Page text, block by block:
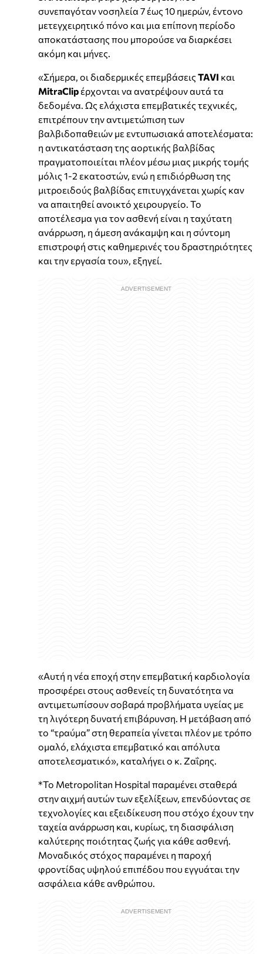
συνεπαγόταν νοσηλεία 7 έως 10 ημερών, έντονο
μετεγχειρητικό πόνο και μια επίπονη περίοδο
αποκατάστασης που μπορούσε να διαρκέσει
ακόμη και μήνες.
«Σήμερα, οι διαδερμικές επεμβάσεις TAVI και
MitraClip έρχονται να ανατρέψουν αυτά τα
δεδομένα. Ως ελάχιστα επεμβατικές τεχνικές,
επιτρέπουν την αντιμετώπιση των
βαλβιδοπαθειών με εντυπωσιακά αποτελέσματα:
η αντικατάσταση της αορτικής βαλβίδας
πραγματοποιείται πλέον μέσω μιας μικρής τομής
μόλις 1-2 εκατοστών, ενώ η επιδιόρθωση της
μιτροειδούς βαλβίδας επιτυγχάνεται χωρίς καν
να απαιτηθεί ανοικτό χειρουργείο. Το
αποτέλεσμα για τον ασθενή είναι η ταχύτατη
ανάρρωση, η άμεση ανάκαμψη και η σύντομη
επιστροφή στις καθημερινές του δραστηριότητες
και την εργασία του», εξηγεί.
«Αυτή η νέα εποχή στην επεμβατική καρδιολογία
προσφέρει στους ασθενείς τη δυνατότητα να
αντιμετωπίσουν σοβαρά προβλήματα υγείας με
τη λιγότερη δυνατή επιβάρυνση. Η μετάβαση από
το “τραύμα” στη θεραπεία γίνεται πλέον με τρόπο
ομαλό, ελάχιστα επεμβατικό και απόλυτα
αποτελεσματικό», καταλήγει ο κ. Ζαΐρης.
*Το Metropolitan Hospital παραμένει σταθερά
στην αιχμή αυτών των εξελίξεων, επενδύοντας σε
τεχνολογίες και εξειδίκευση που στόχο έχουν την
ταχεία ανάρρωση και, κυρίως, τη διασφάλιση
καλύτερης ποιότητας ζωής για κάθε ασθενή.
Μοναδικός στόχος παραμένει η παροχή
φροντίδας υψηλού επιπέδου που εγγυάται την
ασφάλεια κάθε ανθρώπου.